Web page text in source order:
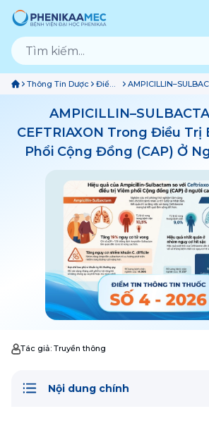
Thông Tin Dược
Điểm
Thuốc
Phổi Cộng Đồng
CEFTRIAXON Trong Điều Trị
Phổi Cộng Đồng (CAP) Ở
Tác giả: Truyền thông
Nội dung chính